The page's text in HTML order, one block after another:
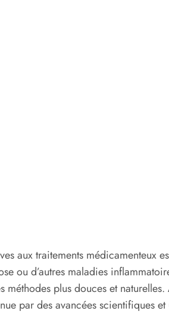
aux traitements médicamenteux
ou d’autres maladies
plus douces et
par des avancées scientifiques